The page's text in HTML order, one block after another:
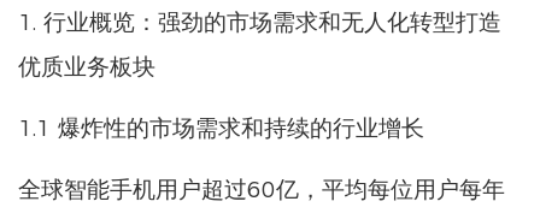
1. 行业概览：强劲的市场需求和无人化转型打造
优质业务板块
1.1 爆炸性的市场需求和持续的行业增长
全球智能手机用户超过60亿，平均每位用户每年